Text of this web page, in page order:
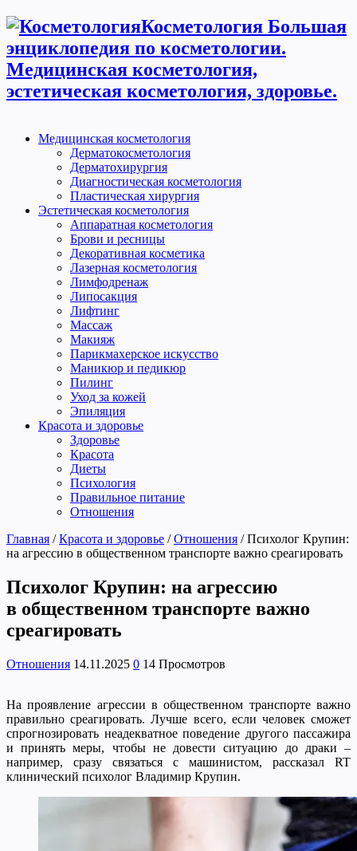
Косметология Большая
энциклопедия по косметологии.
Медицинская косметология,
эстетическая косметология, здоровье.
Медицинская косметология
Дерматокосметология
Дерматохирургия
Диагностическая косметология
Пластическая хирургия
Эстетическая косметология
Аппаратная косметология
Брови и ресницы
Декоративная косметика
Лазерная косметология
Лимфодренаж
Липосакция
Лифтинг
Массаж
Макияж
Парикмахерское искусство
Маникюр и педикюр
Пилинг
Уход за кожей
Эпиляция
Красота и здоровье
Здоровье
Красота
Диеты
Психология
Правильное питание
Отношения
Главная / Красота и здоровье / Отношения / Психолог Крупин:
на агрессию в общественном транспорте важно среагировать
Психолог Крупин: на агрессию
в общественном транспорте важно
среагировать
Отношения 14.11.2025 0 14 Просмотров
На проявление агрессии в общественном транспорте важно
правильно среагировать. Лучше всего, если человек сможет
спрогнозировать неадекватное поведение другого пассажира
и принять меры, чтобы не довести ситуацию до драки –
например, сразу связаться с машинистом, рассказал RT
клинический психолог Владимир Крупин.